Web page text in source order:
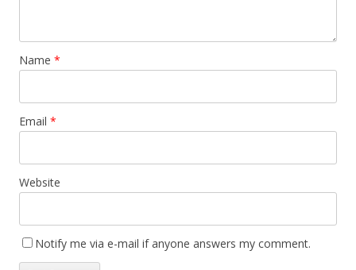
Name *
Email *
Website
Notify me via e-mail if anyone answers my comment.